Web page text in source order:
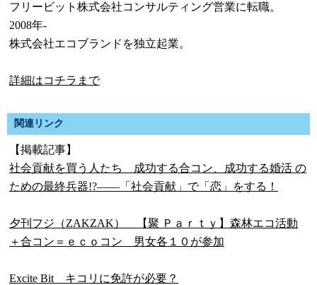
フリービット株式会社コンサルティング営業に転職。
2008年-
株式会社エコブランドを独立起業。
詳細はコチラまで
関連リンク
【掲載記事】
社会貢献を買う人たち 成功する合コン、成功する婚活 の
ための最終兵器!?――「社会貢献」で「恋」をする！
夕刊フジ（ZAKZAK） 【聚 Ｐａｒｔｙ】森林エコ活動
＋合コン＝ｅｃｏコン 男女各１０が参加
Excite Bit キコリに免許が必要？